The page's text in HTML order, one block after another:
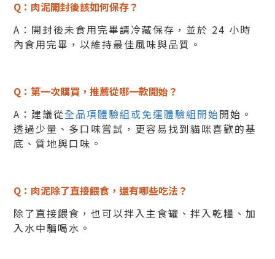
Q：肉泥開封後該如何保存？
A：開封後未食用完畢請冷藏保存，並於 24 小時
內食用完畢，以維持最佳風味與品質。
Q：第一次購買，推薦從哪一款開始？
A：建議從全品項體驗組或免運體驗組開始開始。
透過少量、多口味嘗試，更容易找到貓咪喜歡的基
底、質地與口味。
Q：肉泥除了直接餵食，還有哪些吃法？
除了直接餵食，也可以拌入主食罐、拌入乾糧、加
入水中騙喝水。